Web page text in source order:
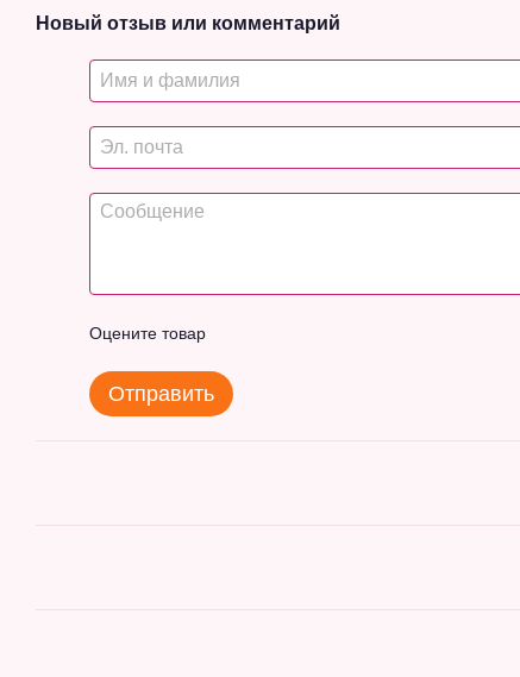
Новый отзыв или комментарий
Оцените товар
Отправить